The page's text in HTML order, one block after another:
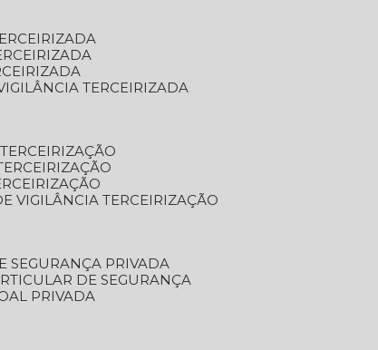
TERCEIRIZADA
VIGILÂNCIA TERCEIRIZAÇÃO
SEGURANÇA PRIVADA
DE SEGURANÇA
PRIVADA